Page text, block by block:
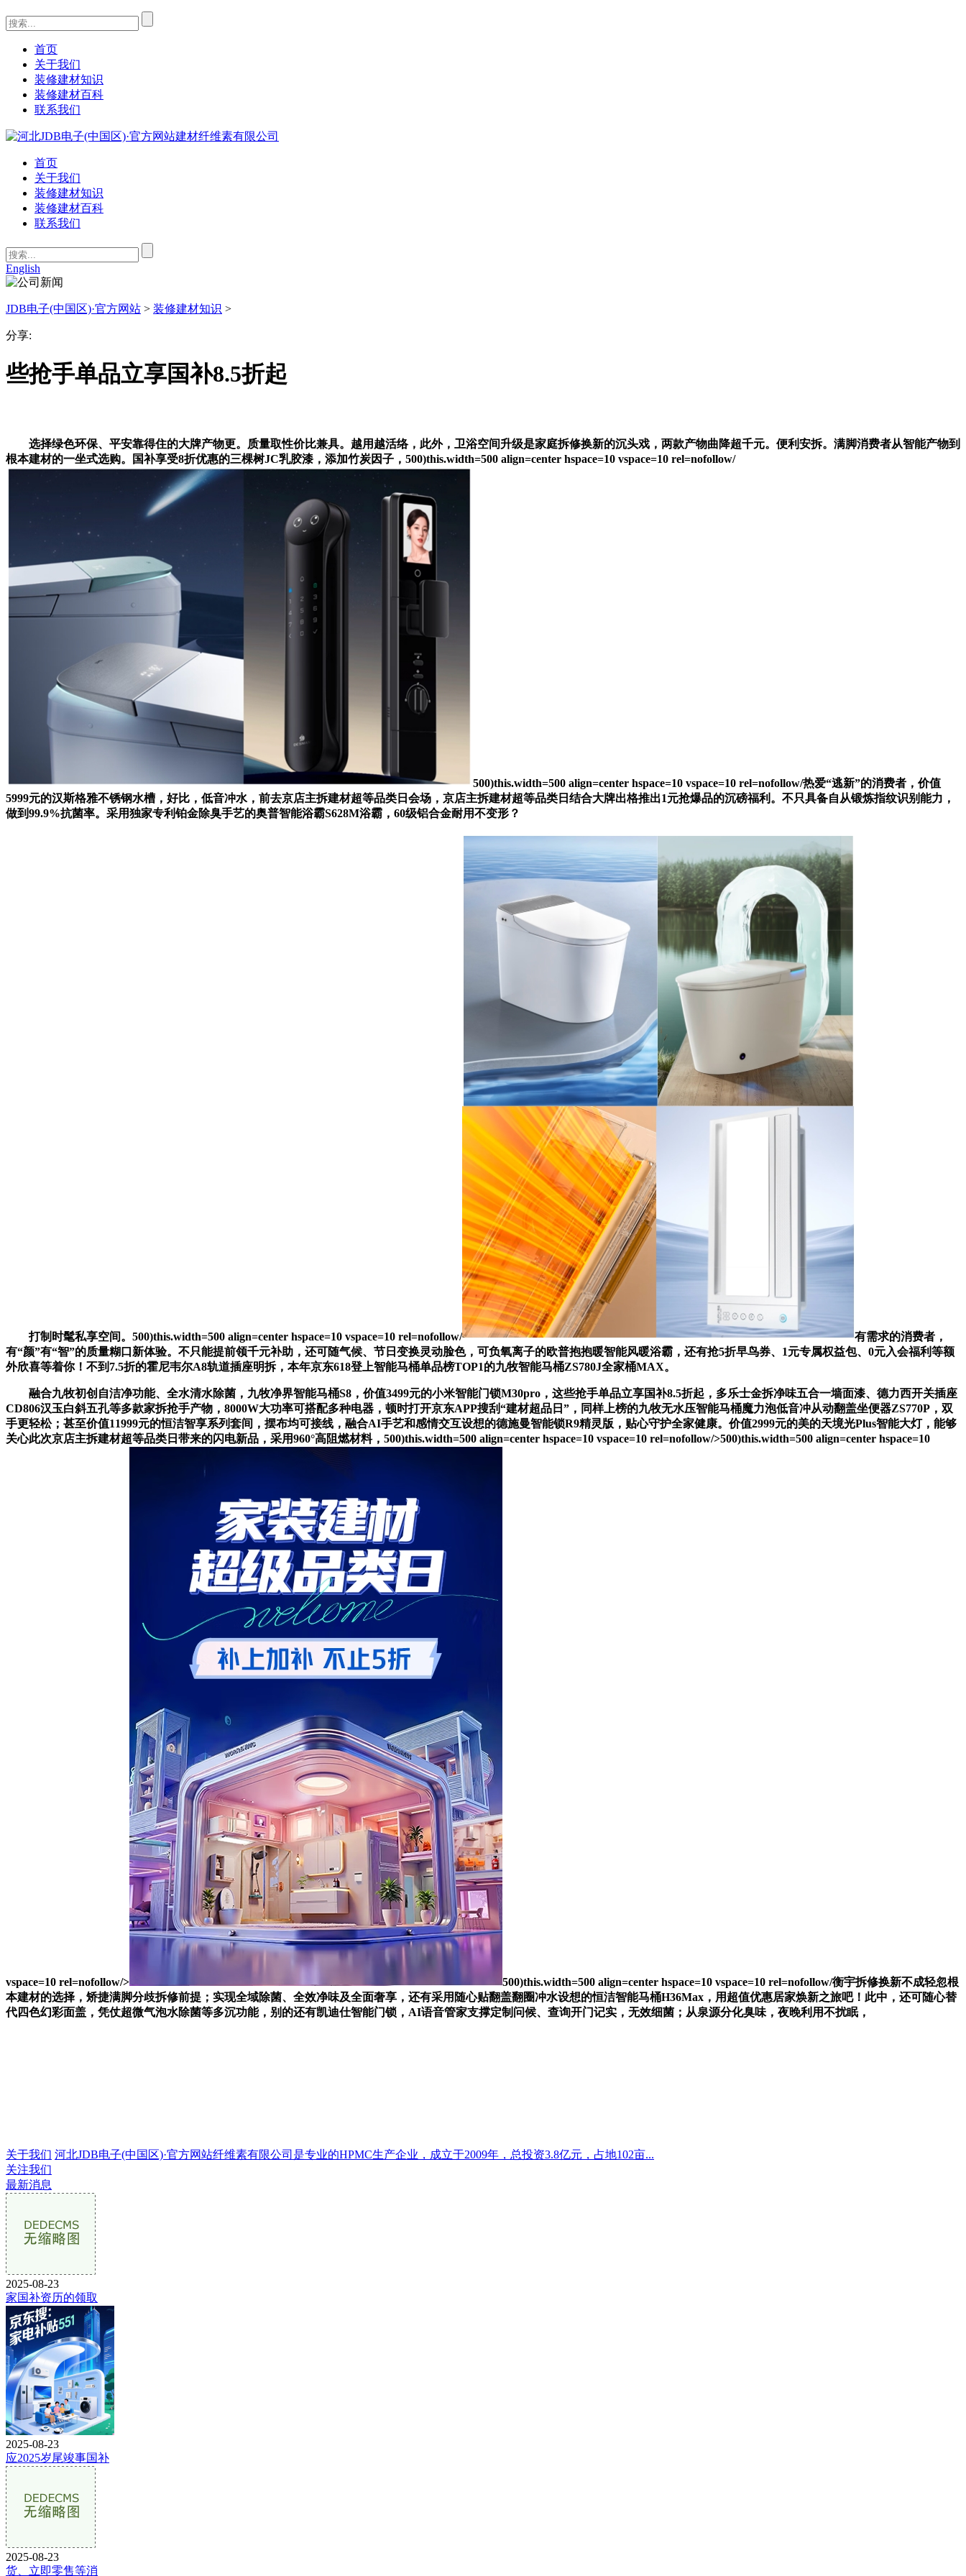
首页
关于我们
装修建材知识
装修建材百科
联系我们
首页
关于我们
装修建材知识
装修建材百科
联系我们
English
JDB电子(中国区)·官方网站 > 装修建材知识 >
分享:
些抢手单品立享国补8.5折起
选择绿色环保、平安靠得住的大牌产物更。质量取性价比兼具。越用越活络，此外，卫浴空间升级是家庭拆修换新的沉头戏，两款产物曲降超千元。便利安拆。满脚消费者从智能产物到
根本建材的一坐式选购。国补享受8折优惠的三棵树JC乳胶漆，添加竹炭因子，500)this.width=500 align=center hspace=10 vspace=10 rel=nofollow/
500)this.width=500 align=center hspace=10 vspace=10 rel=nofollow/热爱“逃新”的消费者，价值
5999元的汉斯格雅不锈钢水槽，好比，低音冲水，前去京店主拆建材超等品类日会场，京店主拆建材超等品类日结合大牌出格推出1元抢爆品的沉磅福利。不只具备自从锻炼指纹识别能力，
做到99.9%抗菌率。采用独家专利铂金除臭手艺的奥普智能浴霸S628M浴霸，60级铝合金耐用不变形？
打制时髦私享空间。500)this.width=500 align=center hspace=10 vspace=10 rel=nofollow/
有需求的消费者，
有“颜”有“智”的质量糊口新体验。不只能提前领千元补助，还可随气候、节日变换灵动脸色，可负氧离子的欧普抱抱暖智能风暖浴霸，还有抢5折早鸟券、1元专属权益包、0元入会福利等额
外欣喜等着你！不到7.5折的霍尼韦尔A8轨道插座明拆，本年京东618登上智能马桶单品榜TOP1的九牧智能马桶ZS780J全家桶MAX。
融合九牧初创自洁净功能、全水清水除菌，九牧净界智能马桶S8，价值3499元的小米智能门锁M30pro，这些抢手单品立享国补8.5折起，多乐士金拆净味五合一墙面漆、德力西开关插座
CD806汉玉白斜五孔等多款家拆抢手产物，8000W大功率可搭配多种电器，顿时打开京东APP搜刮“建材超品日”，同样上榜的九牧无水压智能马桶魔力泡低音冲从动翻盖坐便器ZS770P，双
手更轻松；甚至价值11999元的恒洁智享系列套间，摆布均可接线，融合AI手艺和感情交互设想的德施曼智能锁R9精灵版，贴心守护全家健康。价值2999元的美的天境光Plus智能大灯，能够
关心此次京店主拆建材超等品类日带来的闪电新品，采用960°高阻燃材料，500)this.width=500 align=center hspace=10 vspace=10 rel=nofollow/>500)this.width=500 align=center hspace=10
vspace=10 rel=nofollow/>
500)this.width=500 align=center hspace=10 vspace=10 rel=nofollow/衡宇拆修换新不成轻忽根
本建材的选择，矫捷满脚分歧拆修前提；实现全域除菌、全效净味及全面奢享，还有采用随心贴翻盖翻圈冲水设想的恒洁智能马桶H36Max，用超值优惠居家焕新之旅吧！此中，还可随心替
代四色幻彩面盖，凭仗超微气泡水除菌等多沉功能，别的还有凯迪仕智能门锁，AI语音管家支撑定制问候、查询开门记实，无效细菌；从泉源分化臭味，夜晚利用不扰眠，
关于我们 河北JDB电子(中国区)·官方网站纤维素有限公司是专业的HPMC生产企业，成立于2009年，总投资3.8亿元，占地102亩...
关注我们
最新消息
2025-08-23
家国补资历的领取
2025-08-23
应2025岁尾竣事国补
2025-08-23
货、立即零售等消